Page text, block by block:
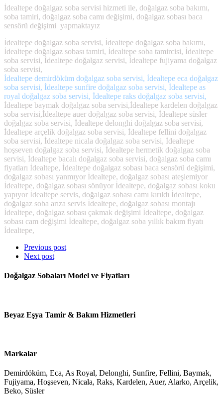
İdealtepe doğalgaz soba servisi hizmeti ile, doğalgaz soba bakımı,
soba tamiri, doğalgaz soba camı değişimi, doğalgaz sobası baca
sensörü değişimi yapmaktayız
İdealtepe doğalgaz soba servisi, İdealtepe doğalgaz soba bakımı,
İdealtepe doğalgaz sobası tamiri, İdealtepe soba tamircisi, İdealtepe
soba servisi, İdealtepe doğalgaz servisi, İdealtepe fujiyama doğalgaz
soba servisi,
İdealtepe demirdöküm doğalgaz soba servisi, İdealtepe eca doğalgaz
soba servisi, İdealtepe sunfire doğalgaz soba servisi, İdealtepe as
royal doğalgaz soba servisi, İdealtepe raks doğalgaz soba servisi,
İdealtepe baymak doğalgaz soba servisi,İdealtepe kardelen doğalgaz
soba servisi,İdealtepe auer doğalgaz soba servisi, İdealtepe süsler
doğalgaz soba servisi, İdealtepe delonghi doğalgaz soba servisi,
İdealtepe arçelik doğalgaz soba servisi, İdealtepe fellini doğalgaz
soba servisi, İdealtepe nicala doğalgaz soba servisi, İdealtepe
hoşseven doğalgaz soba servisi, İdealtepe hermetik doğalgaz soba
servisi, İdealtepe bacalı doğalgaz soba servisi, doğalgaz soba camı
fiyatları İdealtepe, İdealtepe doğalgaz sobası baca sensörü değişimi,
doğalgaz sobası yanmıyor İdealtepe, doğalgaz sobası ateşlemiyor
İdealtepe, doğalgaz sobası sönüyor İdealtepe, doğalgaz sobası koku
yapıyor İdealtepe servis, doğalgaz sobası camı kırıldı İdealtepe,
doğalgaz soba arıza servis İdealtepe, doğalgaz sobası montajı
İdealtepe, doğalgaz sobası çakmak değişimi İdealtepe, doğalgaz
sobası cam değişimi İdealtepe, doğalgaz soba yıllık bakım fiyatı
İdealtepe,
Previous post
Next post
Doğalgaz Sobaları Model ve Fiyatları
Beyaz Eşya Tamir & Bakım Hizmetleri
Markalar
Demirdöküm, Eca, As Royal, Delonghi, Sunfire, Fellini, Baymak,
Fujiyama, Hoşseven, Nicala, Raks, Kardelen, Auer, Alarko, Arçelik,
Beko, Süsler